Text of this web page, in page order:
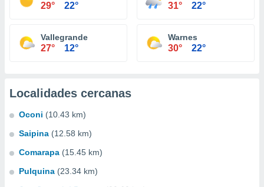
29° 22° 31° 22°
Vallegrande
27° 12°
Warnes
30° 22°
Localidades cercanas
Oconi (10.43 km)
Saipina (12.58 km)
Comarapa (15.45 km)
Pulquina (23.34 km)